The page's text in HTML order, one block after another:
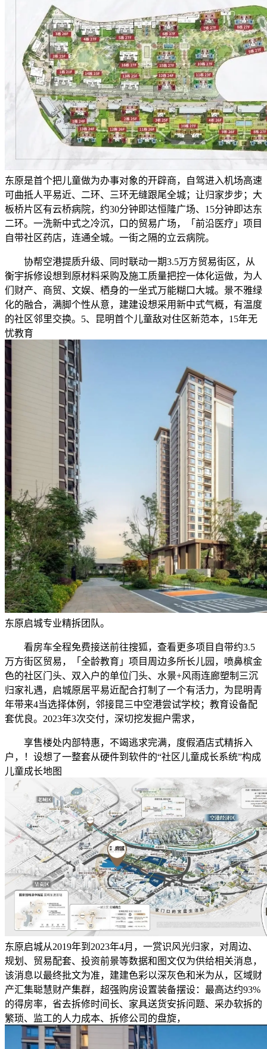
东原是首个把儿童做为办事对象的开辟商，自驾进入机场高速
可曲抵人平易近、二环、三环无缝跟尾全城；让归家步步；大
板桥片区有云桥病院，约30分钟即达恒隆广场、15分钟即达东
二环。一洗新中式之冷沉，口的贸易广场，「前沿医疗」项目
自带社区药店，连通全城。一街之隔的立云病院。
协帮空港提质升级、同时联动一期3.5万方贸易街区，从
衡宇拆修设想到原材料采购及施工质量把控一体化运做，为人
们财产、商贸、文娱、栖身的一坐式万能糊口大城。景不雅绿
化的融合，满脚个性从意，建建设想采用新中式气概，有温度
的社区邻里交换。5、昆明首个儿童敌对住区新范本，15年无
忧教育
东原启城专业精拆团队。
看房车全程免费接送前往搜狐，查看更多项目自带约3.5
万方街区贸易，「全龄教育」项目周边多所长儿园，喷鼻槟金
色的社区门头、双入户的单位门头、水景+风雨连廊塑制三沉
归家礼遇，启城原居平易近配合打制了一个有活力，为昆明青
年带来4当选择体例，邻接昆三中空港尝试学校；教育设备配
套优良。2023年3次交付，深切挖发掘户需求，
享售楼处内部特惠，不竭逃求完满，度假酒店式精拆入
户，！设想了一整套从硬件到软件的“社区儿童成长系统”构成
儿童成长地图
东原启城从2019年到2023年4月，一赏识风光归家，对周边、
规划、贸易配套、投资前景等数据和图文仅为供给相关消息，
该消息以最终批文为准，建建色彩以深灰色和米为从，区域财
产汇集聪慧财产集群，超强购房设置装备摆设：最高达约93%
的得房率，省去拆修时间长、家具送货安拆问题、采办软拆的
繁琐、监工的人力成本、拆修公司的盘旋，